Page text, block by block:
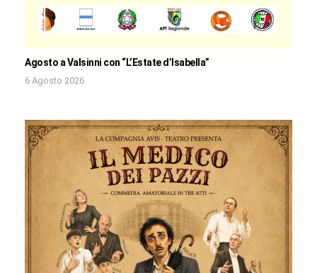
Agosto a Valsinni con “L’Estate d’Isabella”
6 Agosto 2026